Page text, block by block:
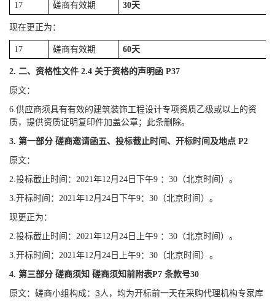
17 磋商有效期 30天
现在更正为：
17 磋商有效期 60天
2. 二、资格性文件 2.4 关于资格的声明函 P37
原文：
6.供应商须具有有效的建筑装饰工程设计专项资质乙级或以上的资
质，提供资质证明复印件加盖公章；此条删除。
3. 第一部分 磋商邀请函五、投标截止时间、开标时间及地点 P2
原文：
2.投标截止时间：2021年12月24日下午9 ：30（北京时间）。
3.开标时间：2021年12月24日下午9：30（北京时间）。
现更正为：
2.投标截止时间：2021年12月24日上午9 ：30（北京时间）。
3.开标时间：2021年12月24日上午9：30（北京时间）。
4. 第三部分 磋商须知 磋商须知前附表P7 条款号30
原文： 磋商小组构成： 3人，均为开标前一天在采购代理机构专家库